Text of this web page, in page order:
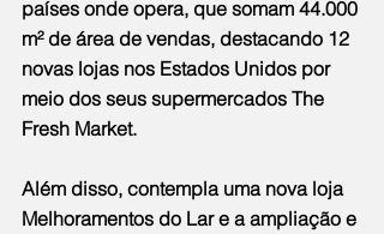
países onde opera, que somam 44.000
m² de área de vendas, destacando 12
novas lojas nos Estados Unidos por
meio dos seus supermercados The
Fresh Market.
Além disso, contempla uma nova loja
Melhoramentos do Lar e a ampliação e